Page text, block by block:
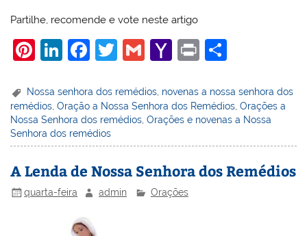
Partilhe, recomende e vote neste artigo
Pi
er
e
st
Li
k
e
dI
n
F
c
e
b
o
k
T
itt
er
G
ai
l
Y
h
o
ai
l
Pr
t
ar
e
Nossa senhora dos remédios novenas a nossa senhora dos
remédios,Oração a Nossa Senhora dos Remédios,Orações a
Nossa Senhora dos remédios,Orações e novenas a Nossa
Senhora dos remédios
A Lenda de Nossa Senhora dos Remédios
quarta-feira admin Orações